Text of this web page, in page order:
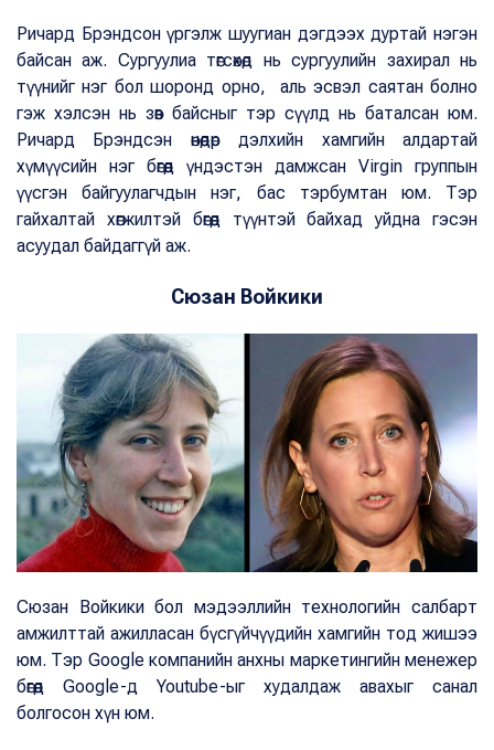
Ричард Брэндсон үргэлж шуугиан дэгдээх дуртай нэгэн
байсан аж. Сургуулиа төгсөхөд нь сургуулийн захирал нь
түүнийг нэг бол шоронд орно, аль эсвэл саятан болно
гэж хэлсэн нь зөв байсныг тэр сүүлд нь баталсан юм.
Ричард Брэндсэн өнөөдөр дэлхийн хамгийн алдартай
хүмүүсийн нэг бөгөөд үндэстэн дамжсан Virgin группын
үүсгэн байгуулагчдын нэг, бас тэрбумтан юм. Тэр
гайхалтай хөгжилтэй бөгөөд түүнтэй байхад уйдна гэсэн
асуудал байдаггүй аж.
Сюзан Войкики
Сюзан Войкики бол мэдээллийн технологийн салбарт
амжилттай ажилласан бүсгүйчүүдийн хамгийн тод жишээ
юм. Тэр Google компанийн анхны маркетингийн менежер
бөгөөд Google-д Youtube-ыг худалдаж авахыг санал
болгосон хүн юм.